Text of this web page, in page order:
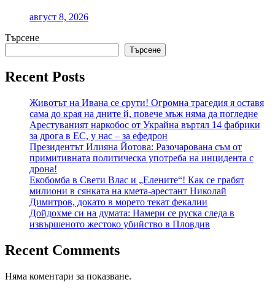
август 8, 2026
Търсене
Търсене
Recent Posts
Животът на Ивана се срути! Огромна трагедия я оставя
сама до края на дните й, повече мъж няма да погледне
Арестуваният наркобос от Украйна въртял 14 фабрики
за дрога в ЕС, у нас – за ефедрон
Президентът Илияна Йотова: Разочарована съм от
примитивната политическа употреба на инцидента с
дрона!
Екобомба в Свети Влас и „Елените“! Как се грабят
милиони в сянката на кмета-арестант Николай
Димитров, докато в морето текат фекалии
Дойдохме си на думата: Намери се руска следа в
извършеното жестоко убийство в Пловдив
Recent Comments
Няма коментари за показване.